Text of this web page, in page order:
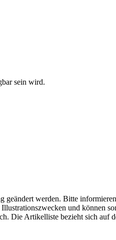
sein wird.
geändert werden. Bitte
und können
Die Artikelliste bezieht sich auf